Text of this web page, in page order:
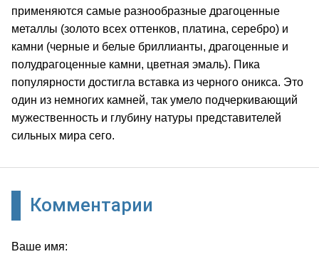
применяются самые разнообразные драгоценные
металлы (золото всех оттенков, платина, серебро) и
камни (черные и белые бриллианты, драгоценные и
полудрагоценные камни, цветная эмаль). Пика
популярности достигла вставка из черного оникса. Это
один из немногих камней, так умело подчеркивающий
мужественность и глубину натуры представителей
сильных мира сего.
Комментарии
Ваше имя: